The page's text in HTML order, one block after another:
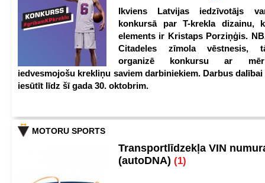
Ikviens Latvijas iedzīvotājs
konkursā par T-krekla dizainu,
elements ir Kristaps Porziņģis.
Citadeles zīmola vēstnesis,
organizē konkursu ar
iedvesmojošu krekliņu saviem darbiniekiem. Darbus
iesūtīt līdz šī gada 30. oktobrim.
MOTORU SPORTS
Transportlīdzekļa VIN
(autoDNA) (1)